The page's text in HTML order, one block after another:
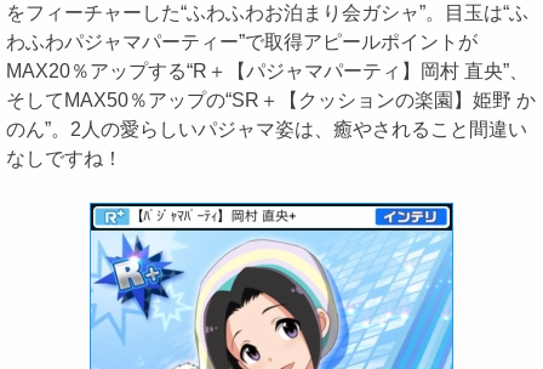
をフィーチャーした“ふわふわお泊まり会ガシャ”。目玉は“ふ
わふわパジャマパーティー”で取得アピールポイントが
MAX20％アップする“R＋【パジャマパーティ】岡村 直央”、
そしてMAX50％アップの“SR＋【クッションの楽園】姫野 か
のん”。2人の愛らしいパジャマ姿は、癒やされること間違い
なしですね！